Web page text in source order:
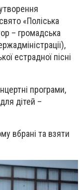
«Поліська
– громадська
естрадної пісні
програми,
дітей –
вбрані та взяти